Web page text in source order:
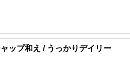
ップ和え / うっかりデイリー